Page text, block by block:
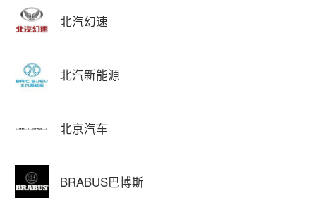
北汽幻速
北汽新能源
北京汽车
BRABUS巴博斯